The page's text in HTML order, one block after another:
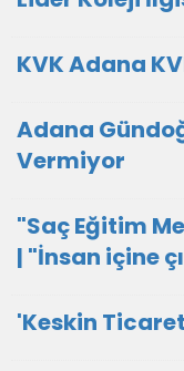
KVK Adana
Adana
Vermiyor
"Saç Eğitim
| "İnsan içine
'Keskin